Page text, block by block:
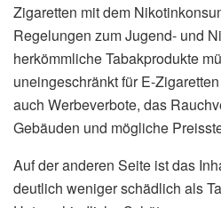
Zigaretten mit dem
Regelungen zum Jugend- und
herkömmliche Tabakprodukte
uneingeschränkt für E-
auch Werbeverbote, das
Gebäuden und mögliche
Auf der anderen Seite ist das
deutlich weniger schädlich als